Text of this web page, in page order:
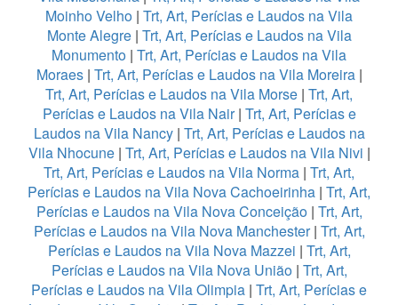
Moinho Velho | Trt, Art, Perícias e Laudos na Vila
Monte Alegre| Trt, Art, Perícias e Laudos na Vila
Monumento | Trt, Art, Perícias e Laudos na Vila
Moraes| Trt, Art, Perícias e Laudos na Vila Moreira|
Trt, Art, Perícias e Laudos na Vila Morse | Trt, Art,
Perícias e Laudos na Vila Nair| Trt, Art, Perícias e
Laudos na Vila Nancy| Trt, Art, Perícias e Laudos na
Vila Nhocune| Trt, Art, Perícias e Laudos na Vila Nivi |
Trt, Art, Perícias e Laudos na Vila Norma | Trt, Art,
Perícias e Laudos na Vila Nova Cachoeirinha | Trt, Art,
Perícias e Laudos na Vila Nova Conceição| Trt, Art,
Perícias e Laudos na Vila Nova Manchester| Trt, Art,
Perícias e Laudos na Vila Nova Mazzei | Trt, Art,
Perícias e Laudos na Vila Nova União| Trt, Art,
Perícias e Laudos na Vila Olimpia | Trt, Art, Perícias e